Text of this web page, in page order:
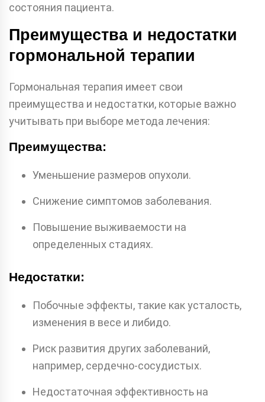
состояния пациента.
Преимущества и недостатки
гормональной терапии
Гормональная терапия имеет свои
преимущества и недостатки, которые важно
учитывать при выборе метода лечения:
Преимущества:
Уменьшение размеров опухоли.
Снижение симптомов заболевания.
Повышение выживаемости на
определенных стадиях.
Недостатки:
Побочные эффекты, такие как усталость,
изменения в весе и либидо.
Риск развития других заболеваний,
например, сердечно-сосудистых.
Недостаточная эффективность на